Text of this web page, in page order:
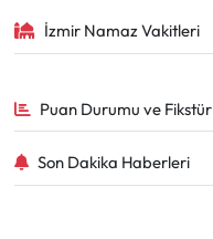
İzmir Namaz Vakitleri
Puan Durumu ve Fikstür
Son Dakika Haberleri